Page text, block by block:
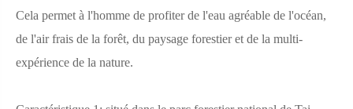
Cela permet à l'homme de profiter de l'eau agréable de l'océan,
de l'air frais de la forêt, du paysage forestier et de la multi-
expérience de la nature.